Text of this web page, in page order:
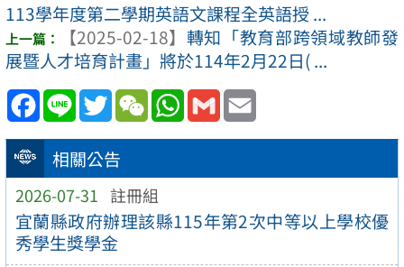
相關公告
2026-07-31 註冊組
宜蘭縣政府辦理該縣115年第2次中等以上學校優
秀學生獎學金
113學年度第二學期英語文課程全英語授 ...
【2025-02-18】 轉知「教育部跨領域教師發
展暨人才培育計畫」將於114年2月22日( ...
Facebook
Line TwitterWeChatWhatsApp
Gmail